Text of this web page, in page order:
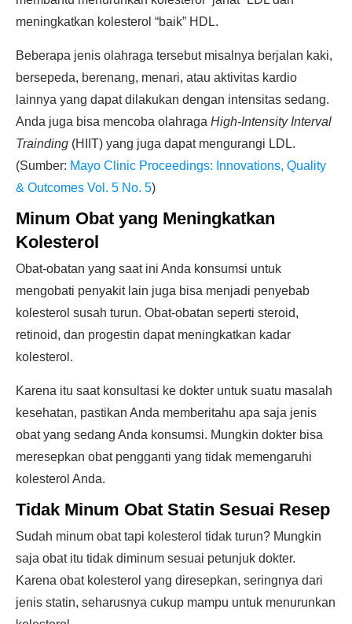
meningkatkan kolesterol “baik” HDL.
Beberapa jenis olahraga tersebut misalnya berjalan kaki,
bersepeda, berenang, menari, atau aktivitas kardio
lainnya yang dapat dilakukan dengan intensitas sedang.
Anda juga bisa mencoba olahraga High-Intensity Interval
Trainding (HIIT) yang juga dapat mengurangi LDL.
(Sumber: Mayo Clinic Proceedings: Innovations, Quality
& Outcomes Vol. 5 No. 5)
Minum Obat yang Meningkatkan
Kolesterol
Obat-obatan yang saat ini Anda konsumsi untuk
mengobati penyakit lain juga bisa menjadi penyebab
kolesterol susah turun. Obat-obatan seperti steroid,
retinoid, dan progestin dapat meningkatkan kadar
kolesterol.
Karena itu saat konsultasi ke dokter untuk suatu masalah
kesehatan, pastikan Anda memberitahu apa saja jenis
obat yang sedang Anda konsumsi. Mungkin dokter bisa
meresepkan obat pengganti yang tidak memengaruhi
kolesterol Anda.
Tidak Minum Obat Statin Sesuai Resep
Sudah minum obat tapi kolesterol tidak turun? Mungkin
saja obat itu tidak diminum sesuai petunjuk dokter.
Karena obat kolesterol yang diresepkan, seringnya dari
jenis statin, seharusnya cukup mampu untuk menurunkan